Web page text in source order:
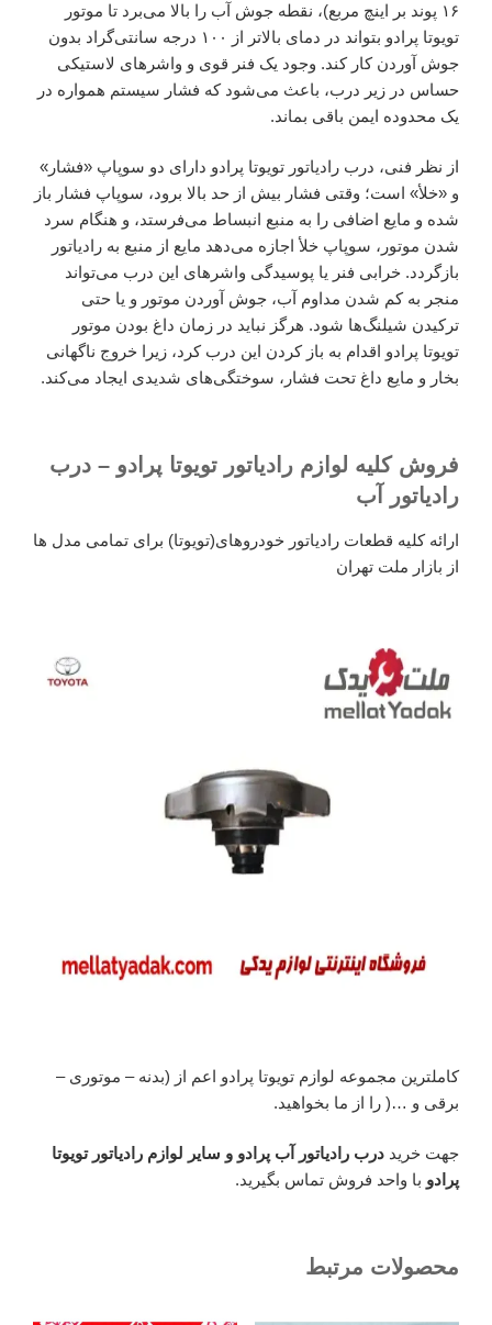
۱۶ پوند بر اینچ مربع)، نقطه جوش آب را بالا می‌برد تا موتور
تویوتا پرادو بتواند در دمای بالاتر از ۱۰۰ درجه سانتی‌گراد بدون
جوش آوردن کار کند. وجود یک فنر قوی و واشرهای لاستیکی
حساس در زیر درب، باعث می‌شود که فشار سیستم همواره در
یک محدوده ایمن باقی بماند.
از نظر فنی، درب رادیاتور تویوتا پرادو دارای دو سوپاپ «فشار»
و «خلأ» است؛ وقتی فشار بیش از حد بالا برود، سوپاپ فشار باز
شده و مایع اضافی را به منبع انبساط می‌فرستد، و هنگام سرد
شدن موتور، سوپاپ خلأ اجازه می‌دهد مایع از منبع به رادیاتور
بازگردد. خرابی فنر یا پوسیدگی واشرهای این درب می‌تواند
منجر به کم شدن مداوم آب، جوش آوردن موتور و یا حتی
ترکیدن شیلنگ‌ها شود. هرگز نباید در زمان داغ بودن موتور
تویوتا پرادو اقدام به باز کردن این درب کرد، زیرا خروج ناگهانی
بخار و مایع داغ تحت فشار، سوختگی‌های شدیدی ایجاد می‌کند.
فروش کلیه لوازم رادیاتور تویوتا پرادو – درب
رادیاتور آب
ارائه کلیه قطعات رادیاتور خودروهای(تویوتا) برای تمامی مدل ها
از بازار ملت تهران
کاملترین مجموعه لوازم تویوتا پرادو اعم از (بدنه – موتوری –
برقی و …( را از ما بخواهید.
جهت خرید درب رادیاتور آب پرادو و سایر لوازم رادیاتور تویوتا
پرادو با واحد فروش تماس بگیرید.
محصولات مرتبط